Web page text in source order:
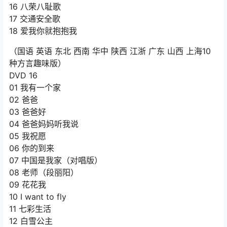
16 八荣八耻歌
17 交通安全歌
18 爱我你就抱抱我
（国语 英语 东北 西南 华中 陕西 江浙 广东 山西 上海10
种方言趣味版）
DVD 16
01 我有一个家
02 爸爸
03 爸爸好
04 爸爸妈妈听我说
05 我祝愿
06 你的到来
07 中国是我家（对唱版）
08 老师（段丽阳）
09 花花我
10 I want to fly
11 七彩生活
12 白雪公主